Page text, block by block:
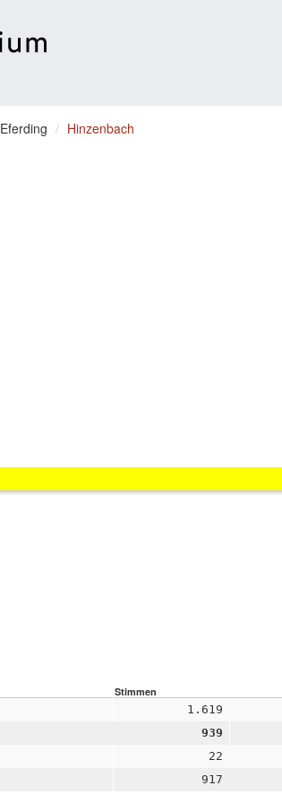
Eferding Hinzenbach
Stimmen
1.619
939
22
917